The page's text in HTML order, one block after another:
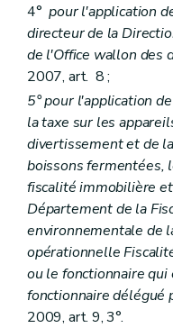
4°pour l'application
directeur de la
de l'Office wallon des
2007, art. 8 ;
5° pour l'application
la taxe sur les
divertissement et de
boissons fermentées,
fiscalité immobilière
Département de la
environnementale de
opérationnelle
ou le fonctionnaire
fonctionnaire délégué
2009, art. 9, 3°.